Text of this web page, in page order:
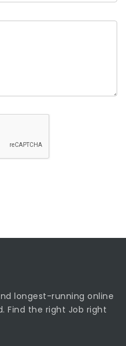
longest-running online
Find the right Job right